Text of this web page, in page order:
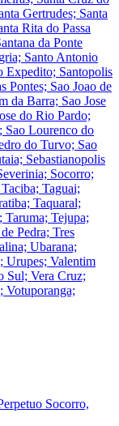
Gertrudes; Santa
Rita do Passa
da Ponte
Santo Antonio
Expedito; Santopolis
Pontes; Sao Joao de
da Barra; Sao Jose
do Rio Pardo;
Sao Lourenco do
do Turvo; Sao
Sebastianopolis
Socorro;
Taguai;
Taquaral;
Taruma; Tejupa;
Pedra; Tres
Ubarana;
Urupes; Valentim
Sul; Vera Cruz;
Socorro,